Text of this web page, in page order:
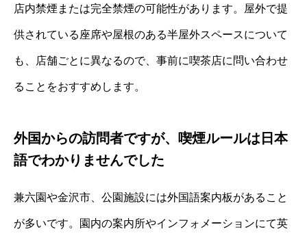
店内禁煙または完全禁煙の可能性があります。屋外で提
供されている座席や屋根のある半屋外スペースについて
も、店舗ごとに異なるので、事前に喫茶店に問い合わせ
ることをおすすめします。
外国からの訪問者ですが、喫煙ルールは日本
語でわかりませんでした
兼六園や金沢市、公園施設には外国語案内板があること
が多いです。園内の案内所やインフォメーションにて英